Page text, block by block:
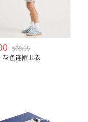
$79.95
灰色连帽卫衣